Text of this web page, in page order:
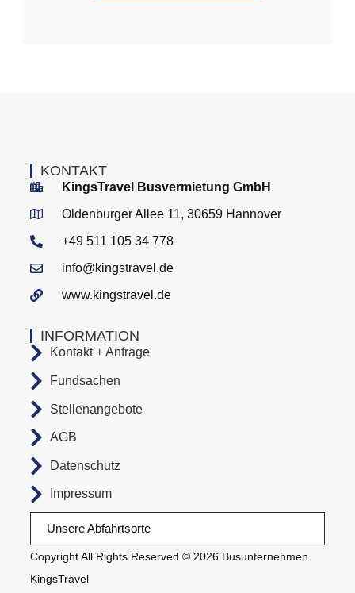
Copyright All Rights Reserved © 2026 Busunternehmen
KingsTravel
Unsere Abfahrtsorte
INFORMATION
Kontakt + Anfrage
Fundsachen
Stellenangebote
AGB
Datenschutz
Impressum
KONTAKT
KingsTravel Busvermietung GmbH
Oldenburger Allee 11, 30659 Hannover
+49 511 105 34 778
info@kingstravel.de
www.kingstravel.de